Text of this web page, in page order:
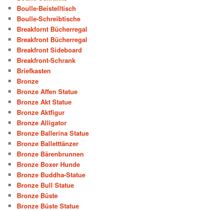
Boulle-Beistelltisch
Boulle-Schreibtische
Breakfornt Bücherregal
Breakfront Bücherregal
Breakfront Sideboard
Breakfront-Schrank
Briefkasten
Bronze
Bronze Affen Statue
Bronze Akt Statue
Bronze Aktfigur
Bronze Alligator
Bronze Ballerina Statue
Bronze Balletttänzer
Bronze Bärenbrunnen
Bronze Boxer Hunde
Bronze Buddha-Statue
Bronze Bull Statue
Bronze Büste
Bronze Büste Statue